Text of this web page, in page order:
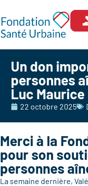
Un don
personnes
Luc Maurice
22 octobre 2025
Merci à la
pour son
personnes
La semaine dernière,